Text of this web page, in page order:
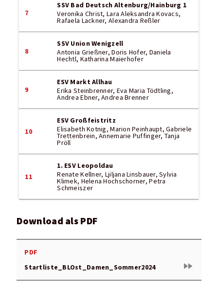
7
SSV Bad Deutsch Altenburg/Hainburg 1
Veronika Christ, Lara Aleksandra Kovacs,
Rafaela Lackner, Alexandra Reßler
8
SSV Union Wenigzell
Antonia Grießner, Doris Hofer, Daniela
Hechtl, Katharina Maierhofer
9
ESV Markt Allhau
Erika Steinbrenner, Eva Maria Tödtling,
Andrea Ebner, Andrea Brenner
10
ESV Großfeistritz
Elisabeth Kotnig, Marion Peinhaupt, Gabriele
Trettenbrein, Annemarie Puffinger, Tanja
Pröll
11
1. ESV Leopoldau
Renate Kellner, Ljiljana Linsbauer, Sylvia
Klimek, Helena Hochschorner, Petra
Schmeiszer
Download als PDF
PDF
Startliste_BLOst_Damen_Sommer2024
fast_forward